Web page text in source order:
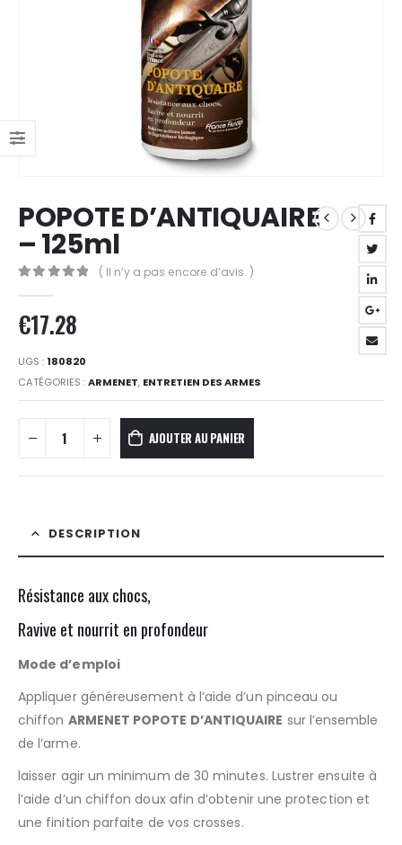
POPOTE D’ANTIQUAIRE
– 125ml
( Il n’y a pas encore d’avis. )
€17.28
UGS :180820
CATÉGORIES :ARMENET, ENTRETIEN DES ARMES
AJOUTER AU PANIER
DESCRIPTION
Résistance aux chocs,
Ravive et nourrit en profondeur
Mode d’emploi
Appliquer généreusement à l’aide d’un pinceau ou
chiffon ARMENET POPOTE D’ANTIQUAIRE sur l’ensemble
de l’arme.
laisser agir un minimum de 30 minutes. Lustrer ensuite à
l’aide d’un chiffon doux afin d’obtenir une protection et
une finition parfaite de vos crosses.